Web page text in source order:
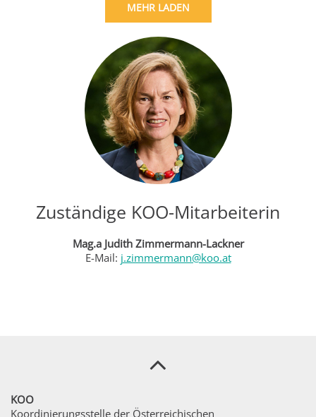
MEHR LADEN
Zuständige KOO-Mitarbeiterin
Mag.a Judith Zimmermann-Lackner
E-Mail: j.zimmermann@koo.at
KOO
Koordinierungsstelle der Österreichischen